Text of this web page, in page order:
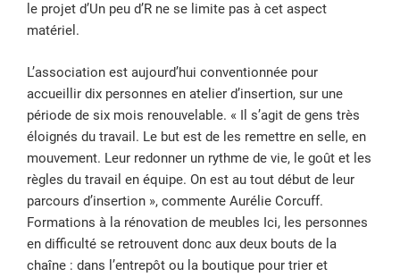
le projet d’Un peu d’R ne se limite pas à cet aspect
matériel.
L’association est aujourd’hui conventionnée pour
accueillir dix personnes en atelier d’insertion, sur une
période de six mois renouvelable. « Il s’agit de gens très
éloignés du travail. Le but est de les remettre en selle, en
mouvement. Leur redonner un rythme de vie, le goût et les
règles du travail en équipe. On est au tout début de leur
parcours d’insertion », commente Aurélie Corcuff.
Formations à la rénovation de meubles Ici, les personnes
en difficulté se retrouvent donc aux deux bouts de la
chaîne : dans l’entrepôt ou la boutique pour trier et